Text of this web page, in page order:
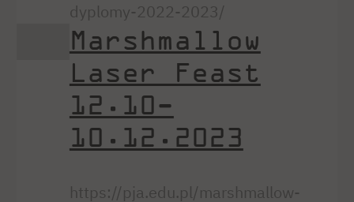
dyplomy-2022-2023/
Marshmallow
Laser Feast
12.10-
10.12.2023
https://pja.edu.pl/marshmallow-